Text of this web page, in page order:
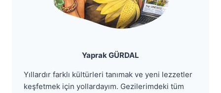
Yaprak GÜRDAL
Yıllardır farklı kültürleri tanımak ve yeni lezzetler
keşfetmek için yollardayım. Gezilerimdeki tüm